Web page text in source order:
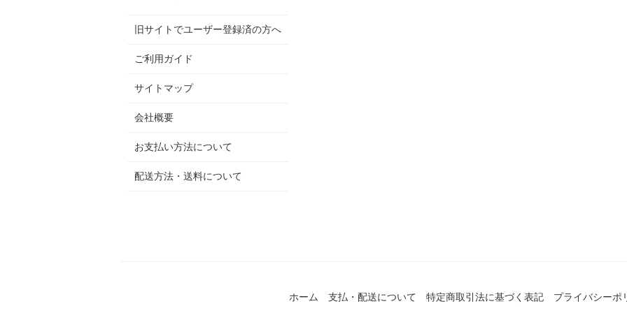
旧サイトでユーザー登録済の方へ
ご利用ガイド
サイトマップ
会社概要
お支払い方法について
配送方法・送料について
ホーム 支払・配送について 特定商取引法に基づく表記
プライバシーポ